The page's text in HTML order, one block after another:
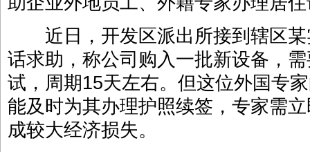
近日，开发区派出所接到辖区某
话求助，称公司购入一批新设备，
试，周期15天左右。但这位外国专
能及时为其办理护照续签，专家需
成较大经济损失。